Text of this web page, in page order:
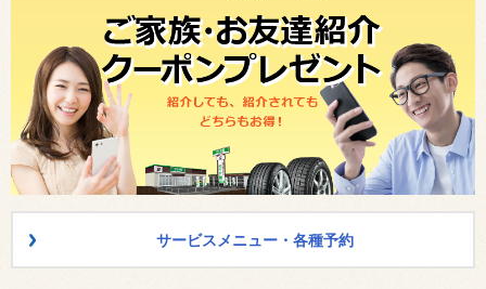
サービスメニュー・各種予約